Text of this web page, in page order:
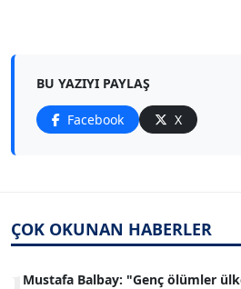
BU YAZIYI PAYLAŞ
Facebook X
ÇOK OKUNAN HABERLER
Mustafa Balbay: "Genç ölümler